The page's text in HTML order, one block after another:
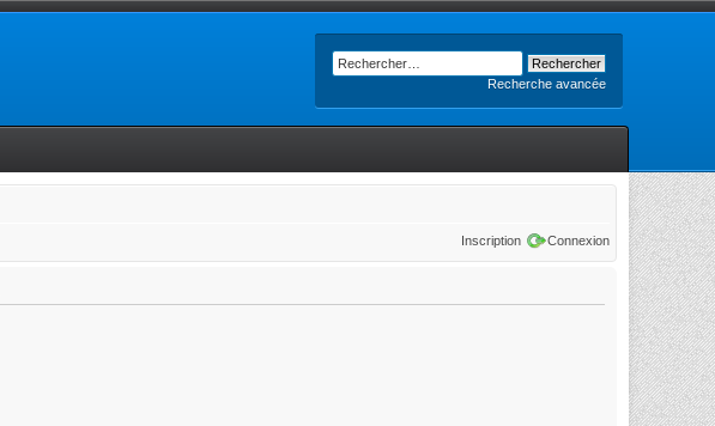
Recherche avancée
Inscription Connexion